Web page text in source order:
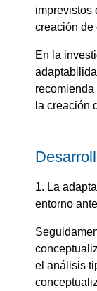
imprevistos
creación de
En la
la creación
1. La
entorno
el análisis